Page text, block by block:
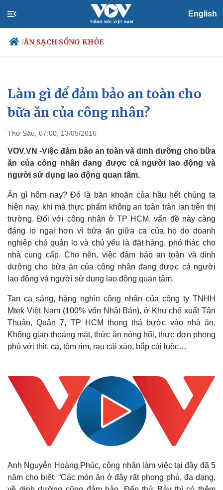
English
/ĂN SẠCH SỐNG KHỎE
Chính trị
Đảng
Tổ chức nhân sự
Nhận diện sự thật
Xã hội
Tin 24h
Dự báo thời tiết
Việc làm
Biển đảo
Làm gì để đảm bảo an toàn cho
bữa ăn của công nhân?
Thứ Sáu, 07:00, 13/05/2016
VOV.VN -Việc đảm bảo an toàn và dinh dưỡng cho bữa
ăn của công nhân đang được cả người lao động và
người sử dụng lao động quan tâm.
Ăn gì hôm nay? Đó là băn khoăn của hầu hết chúng ta
hiện nay, khi mà thực phẩm không an toàn tràn lan trên thị
trường. Đối với công nhân ở TP HCM, vấn đề này càng
đáng lo ngại hơn vì bữa ăn giữa ca của họ do doanh
nghiệp chủ quản lo và chủ yếu là đặt hàng, phó thác cho
nhà cung cấp. Cho nên, việc đảm bảo an toàn và dinh
dưỡng cho bữa ăn của công nhân đang được cả người
lao động và người sử dụng lao động quan tâm.
Tan ca sáng, hàng nghìn công nhân của công ty TNHH
Mtek Việt Nam (100% vốn Nhật Bản), ở Khu chế xuất Tân
Thuận, Quận 7, TP HCM thong thả bước vào nhà ăn.
Không gian thoáng mát, thức ăn nóng hổi, thực đơn phong
phú với thịt, cá, tôm rim, rau cải xào, bắp cải luộc…
Anh Nguyễn Hoàng Phúc, công nhân làm việc tại đây đã 5
năm cho biết: “Các món ăn ở đây rất phong phú, đa dạng,